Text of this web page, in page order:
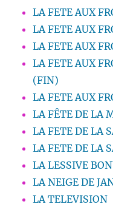
LA FETE AUX
LA FETE AUX
LA FETE AUX
LA FETE AUX
(FIN)
LA FETE AUX
LA FÊTE DE LA
LA FETE DE LA
LA FETE DE LA
LA LESSIVE
LA NEIGE DE
LA TELEVISION